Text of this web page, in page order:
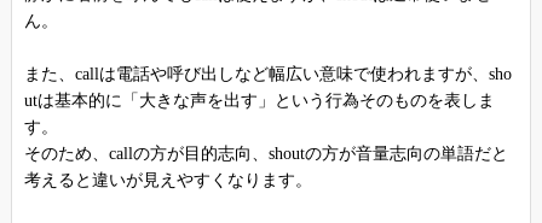
ん。
また、callは電話や呼び出しなど幅広い意味で使われますが、sho
utは基本的に「大きな声を出す」という行為そのものを表しま
す。
そのため、callの方が目的志向、shoutの方が音量志向の単語だと
考えると違いが見えやすくなります。